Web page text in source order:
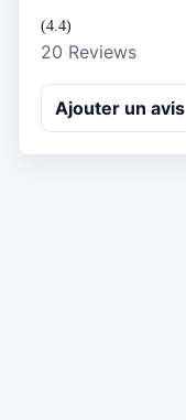
(4.4)
20 Reviews
Ajouter un avis